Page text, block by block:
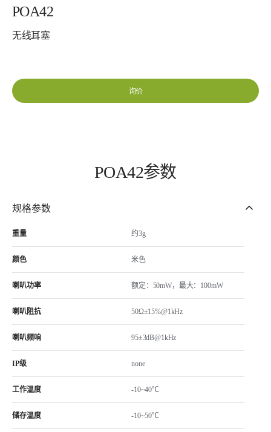
POA42
无线耳塞
询价
POA42参数
规格参数
重量 约3g
颜色 米色
喇叭功率 额定：50mW，最大：100mW
喇叭阻抗 50Ω±15%@1kHz
喇叭频响 95±3dB@1kHz
IP级 none
工作温度 -10~40℃
储存温度 -10~50℃